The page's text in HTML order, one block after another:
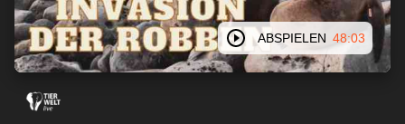
ABSPIELEN 48:03